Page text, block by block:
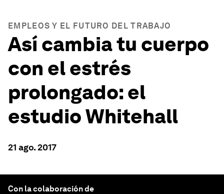
EMPLEOS Y EL FUTURO DEL TRABAJO
Así cambia tu cuerpo
con el estrés
prolongado: el
estudio Whitehall
21 ago. 2017
Con la colaboración de